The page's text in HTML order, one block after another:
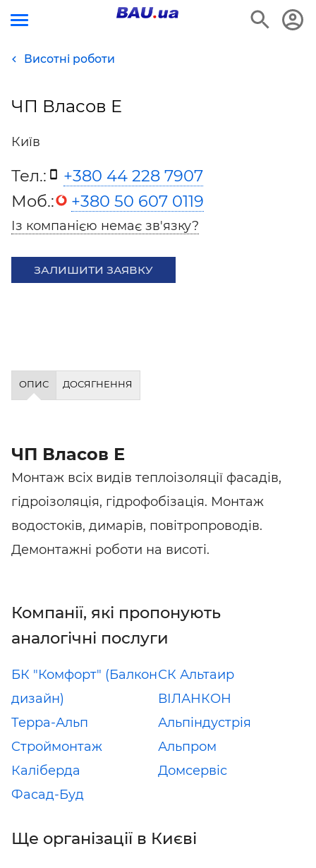
Висотні роботи
ЧП Власов Е
Київ
Тел.:
+380 44 228 7907
Моб.:
+380 50 607 0119
Із компанією немає зв'язку?
ЗАЛИШИТИ ЗАЯВКУ
ОПИС ДОСЯГНЕННЯ
ЧП Власов Е
Монтаж всіх видів теплоізоляції фасадів,
гідроізоляція, гідрофобізація. Монтаж
водостоків, димарів, повітропроводів.
Демонтажні роботи на висоті.
Компанії, які пропонують
аналогічні послуги
БК "Комфорт" (Балкон
дизайн)
СК Альтаир
ВІЛАНКОН
Терра-Альп
Альпіндустрія
Cтроймонтаж
Альпром
Каліберда
Домсервіс
Фасад-Буд
Ще організації в Києві